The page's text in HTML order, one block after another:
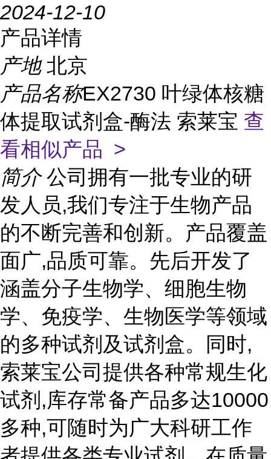
2024-12-10
产品详情
产地 北京
产品名称EX2730 叶绿体核糖
体提取试剂盒-酶法 索莱宝 查
看相似产品 >
简介 公司拥有一批专业的研
发人员,我们专注于生物产品
的不断完善和创新。产品覆盖
面广,品质可靠。先后开发了
涵盖分子生物学、细胞生物
学、免疫学、生物医学等领域
的多种试剂及试剂盒。同时,
索莱宝公司提供各种常规生化
试剂,库存常备产品多达10000
多种,可随时为广大科研工作